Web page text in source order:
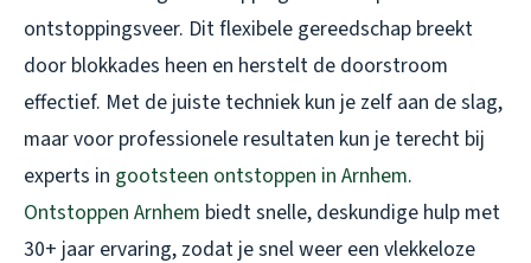
ontstoppingsveer. Dit flexibele gereedschap breekt
door blokkades heen en herstelt de doorstroom
effectief. Met de juiste techniek kun je zelf aan de slag,
maar voor professionele resultaten kun je terecht bij
experts in gootsteen ontstoppen in Arnhem.
Ontstoppen Arnhem biedt snelle, deskundige hulp met
30+ jaar ervaring, zodat je snel weer een vlekkeloze